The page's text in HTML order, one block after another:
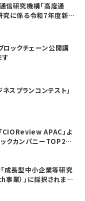
信研究機構「高度通
究に係る令和7年度新
ックチェーン公開講
す
ネスプランコンテスト」
CIOReview APAC」よ
クカンパニーTOP20
成長型中小企業等研究
業）」に採択されまし